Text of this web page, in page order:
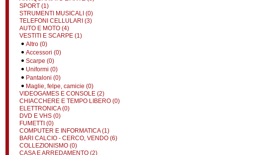
SPORT (1)
STRUMENTI MUSICALI (0)
TELEFONI CELLULARI (3)
AUTO E MOTO (4)
VESTITI E SCARPE (1)
Altro (0)
Accessori (0)
Scarpe (0)
Uniformi (0)
Pantaloni (0)
Maglie, felpe, camicie (0)
VIDEOGAMES E CONSOLE (2)
CHIACCHERE E TEMPO LIBERO (0)
ELETTRONICA (0)
DVD E VHS (0)
FUMETTI (0)
COMPUTER E INFORMATICA (1)
BARI CALCIO - CERCO, VENDO (6)
COLLEZIONISMO (0)
CASA E ARREDAMENTO (2)